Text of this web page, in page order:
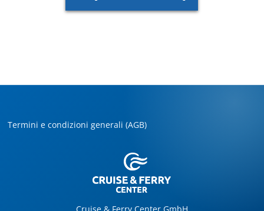
Termini e condizioni generali (AGB)